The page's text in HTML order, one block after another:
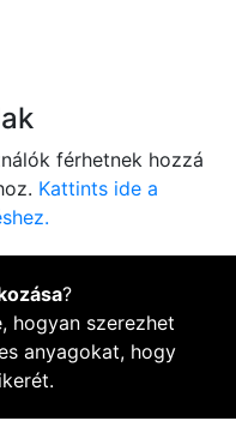
férhetnek hozzá
Kattints ide a
?
hogyan szerezhet
anyagokat, hogy